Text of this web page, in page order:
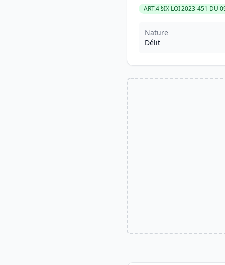
ART.4 §IX LOI 2023-451 DU
Nature
Délit